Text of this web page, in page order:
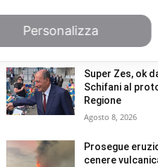
POTREBBE INTERESSARTI
Super Zes, ok
Schifani al
Regione
Agosto 8, 2026
Prosegue
cenere
Personalizza